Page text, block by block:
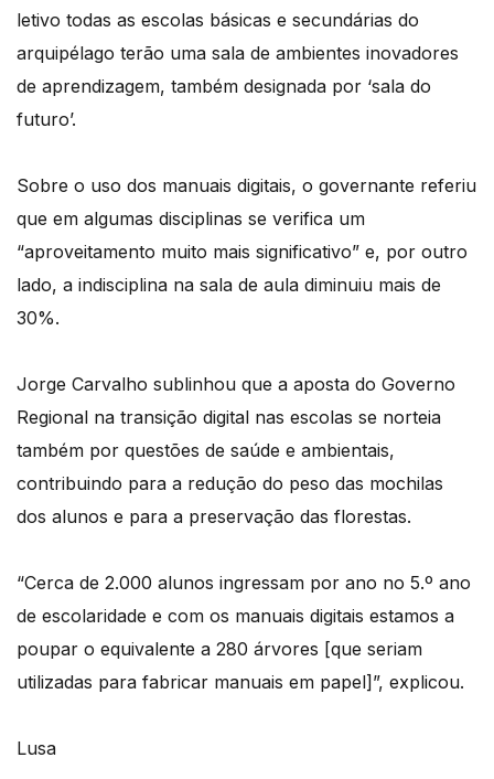
letivo todas as escolas básicas e secundárias do
arquipélago terão uma sala de ambientes inovadores
de aprendizagem, também designada por ‘sala do
futuro’.
Sobre o uso dos manuais digitais, o governante referiu
que em algumas disciplinas se verifica um
“aproveitamento muito mais significativo” e, por outro
lado, a indisciplina na sala de aula diminuiu mais de
30%.
Jorge Carvalho sublinhou que a aposta do Governo
Regional na transição digital nas escolas se norteia
também por questões de saúde e ambientais,
contribuindo para a redução do peso das mochilas
dos alunos e para a preservação das florestas.
“Cerca de 2.000 alunos ingressam por ano no 5.º ano
de escolaridade e com os manuais digitais estamos a
poupar o equivalente a 280 árvores [que seriam
utilizadas para fabricar manuais em papel]”, explicou.
Lusa